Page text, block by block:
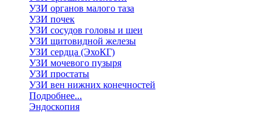
УЗИ органов малого таза
УЗИ почек
УЗИ сосудов головы и шеи
УЗИ щитовидной железы
УЗИ сердца (ЭхоКГ)
УЗИ мочевого пузыря
УЗИ простаты
УЗИ вен нижних конечностей
Подробнее...
Эндоскопия